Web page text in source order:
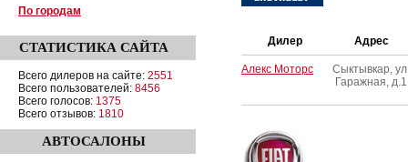
По городам
СТАТИСТИКА САЙТА
Всего дилеров на сайте: 2551
Всего пользователей: 8456
Всего голосов: 1375
Всего отзывов: 1810
АВТОСАЛОНЫ
Дилер Адрес
Алекс Моторс
Сыктывкар,
Гаражная, д.1